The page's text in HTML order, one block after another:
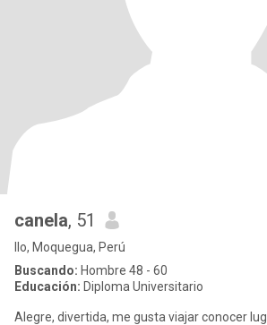
canela, 51
Ilo, Moquegua, Perú
Buscando: Hombre 48 - 60
Educación: Diploma Universitario
Alegre, divertida, me gusta viajar conocer